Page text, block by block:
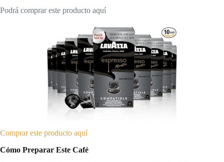
Podrá comprar este producto aquí
Comprar este producto aquí
Cómo Preparar Este Café